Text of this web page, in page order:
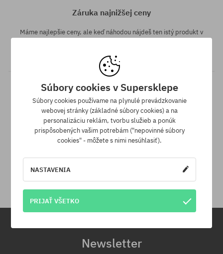
Záruka najnižšej ceny
Máme najlepšie ceny, ale keď náhodou nájdeš ten istý produkt v
Na vrátenie produktu máš 30 dní od dňa obdržania zásielky.
Newsletter
Súbory cookies v Supersklepe
Súbory cookies používame na plynulé prevádzkovanie
webovej stránky (základné súbory cookies) a na
personalizáciu reklám, tvorbu služieb a ponúk
prispôsobených vašim potrebám ("nepovinné súbory
cookies" - môžete s nimi nesúhlasiť).
NASTAVENIA
PRIJAŤ VŠETKO